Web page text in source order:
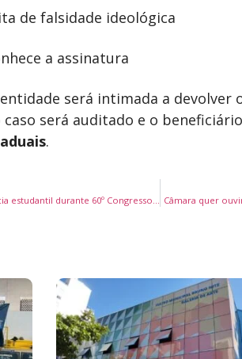
de falsidade ideológica
a assinatura
será intimada a devolver
será auditado e o
.
Lula sanciona lei que amplia assistência estudantil durante 60º Congresso da UNE em Goiânia Câmara quer